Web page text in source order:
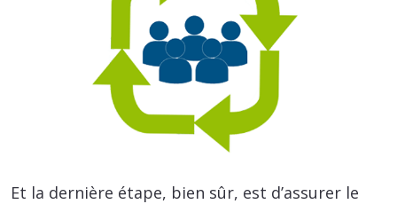
Et la dernière étape, bien sûr, est d’assurer le